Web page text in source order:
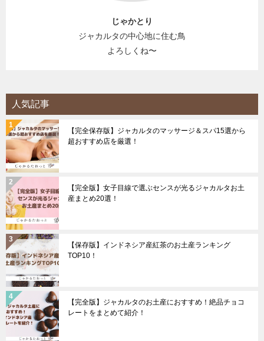
じゃかとり
ジャカルタの中心地に住む鳥
よろしくね〜
人気記事
【完全保存版】ジャカルタのマッサージ＆スパ15選から
超おすすめ店を厳選！
【完全版】女子目線で選ぶセンスが光るジャカルタお土
産まとめ20選！
【保存版】インドネシア産紅茶のお土産ランキング
TOP10！
【完全版】ジャカルタのお土産におすすめ！絶品チョコ
レートをまとめて紹介！